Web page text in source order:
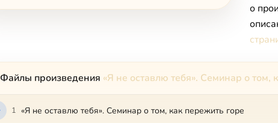
о
Файлы произведения «Я не оставлю тебя». Семинар о том,
1 «Я не оставлю тебя». Семинар о том, как пережить горе